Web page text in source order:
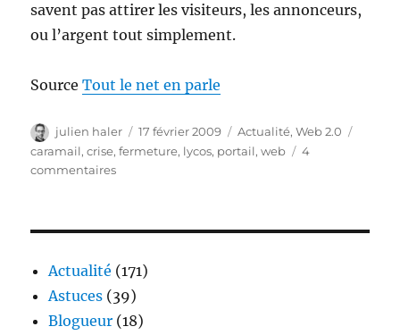
savent pas attirer les visiteurs, les annonceurs,
ou l’argent tout simplement.
SourceTout le net en parle
Auteur
julien haler
Publié
le
17 février 2009 Catégories
Actualité,Web 2.0
caramail,crise,fermeture, lycos, portail,web
4
commentairessur
fini
Actualité (171)
Astuces (39)
Blogueur (18)